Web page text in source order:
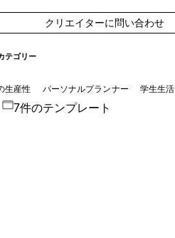
クリエイターに問い合わせ
テゴリー
生産性 パーソナルプランナー 学生生活
7件のテンプレート